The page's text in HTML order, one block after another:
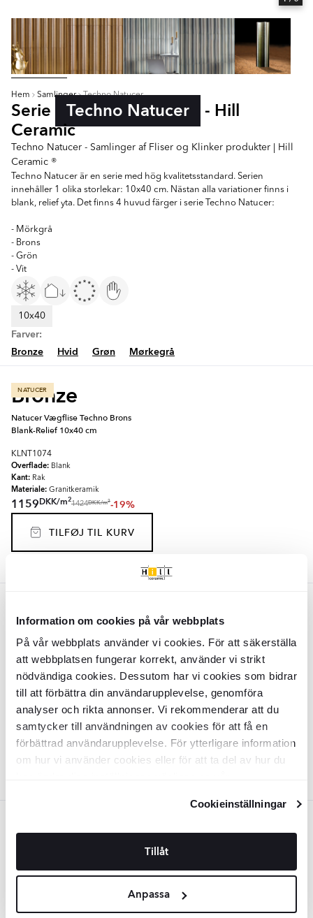
Information om cookies på vår webbplats
På vår webbplats använder vi cookies. För att säkerställa
att webbplatsen fungerar korrekt, använder vi strikt
nödvändiga cookies. Dessutom har vi cookies som bidrar
till att förbättra din användarupplevelse, genomföra
analyser och rikta annonser. Vi rekommenderar att du
samtycker till användningen av cookies för att få en
förbättrad användarupplevelse. För ytterligare information
om hur vi använder cookies eller för att ta del av hur du
Cookieinställningar
Tillåt
Anpassa
Hem Samlinger Techno Natucer
Serie Techno Natucer
- Hill
Ceramic
Techno Natucer - Samlinger af Fliser og Klinker produkter | Hill
Ceramic ®
Techno Natucer är en serie med hög kvalitetsstandard. Serien
innehåller 1 olika storlekar: 10x40 cm. Nästan alla variationer finns i
blank, relief yta. Det finns 4 huvud färger i serie Techno Natucer:
- Mörkgrå
- Brons
- Grön
- Vit
10x40
Farver:
Bronze
Hvid Grøn Mørkegrå
Bronze
NATUCER
Natucer Vægflise Techno Brons
Blank-Relief 10x40 cm
KLNT1074
Overflade: Blank
Kant: Rak
Materiale: Granitkeramik
1159DKK/m2
1424DKK/m2-19%
TILFØJ TIL KURV
Hvid
Natucer Vægflise Techno White
Blank-Relief 10x40 cm
KLNT1071
Overflade: Blank
Kant: Rak
Materiale:Granitkeramik
1159 1424 -19%
TILFØJ TIL KURV
Blank-Relief 10x40 cm
KLNT1072
Overflade:
Kant:Rak
Materiale:Granitkeramik
1159 DKK/ -19%
TILFØJ TIL KURV
Grøn
Kant:Rak